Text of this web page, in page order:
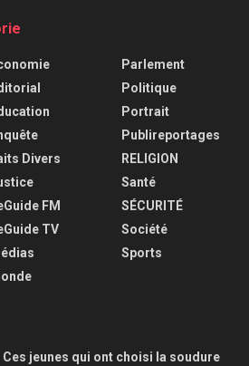
Divers
FM
TV
Parlement
Politique
Portrait
Publireportages
RELIGION
Santé
SÉCURITÉ
Société
Sports
Ces jeunes qui ont choisi la soudure